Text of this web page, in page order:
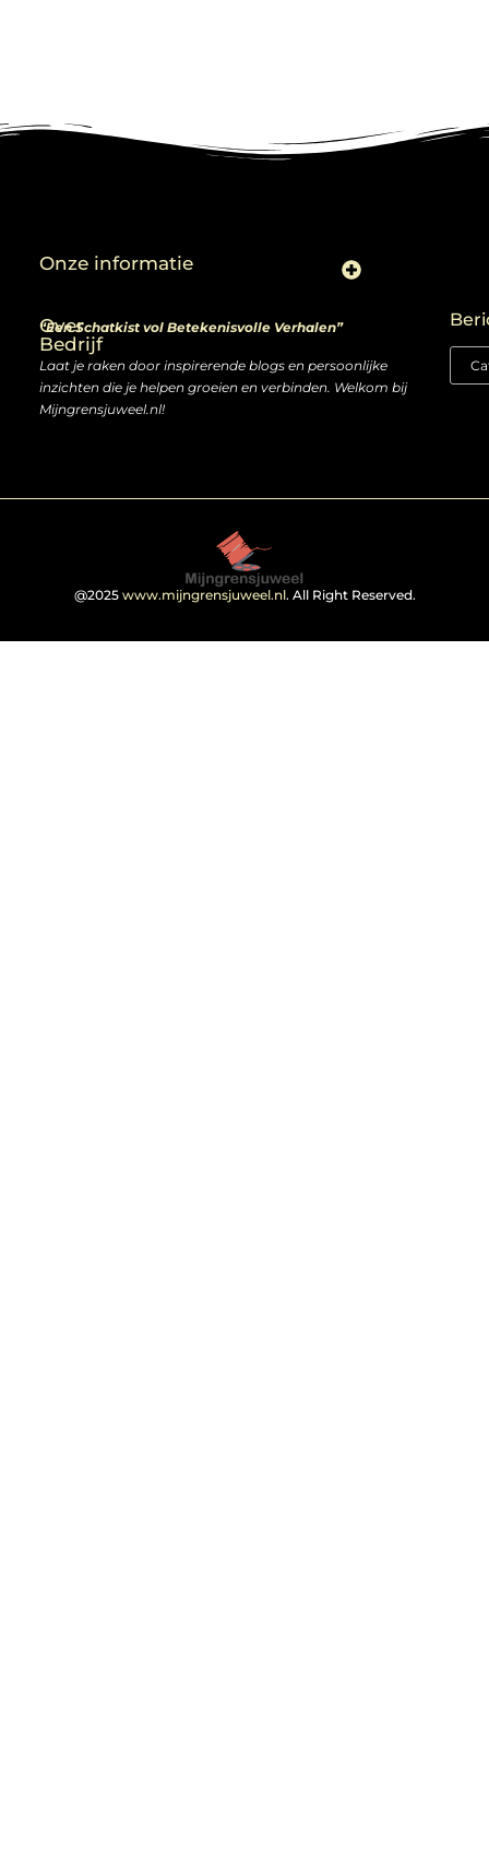
Over
Bedrijf
“Een Schatkist vol Betekenisvolle Verhalen”
Laat je raken door inspirerende blogs en persoonlijke
inzichten die je helpen groeien en verbinden. Welkom bij
Mijngrensjuweel.nl!
Onze informatie
@2025 www.mijngrensjuweel.nl. All Right Reserved.